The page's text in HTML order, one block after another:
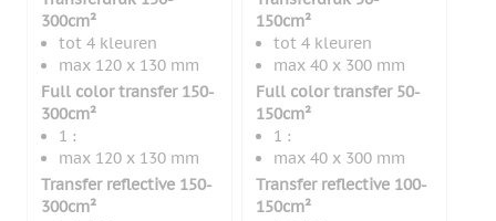
300cm²
tot 4 kleuren
max 120 x 130 mm
Full color transfer 150-
300cm²
1 :
max 120 x 130 mm
Transfer reflective 150-
300cm²
150cm²
tot 4 kleuren
max 40 x 300 mm
Full color transfer 50-
150cm²
1 :
max 40 x 300 mm
Transfer reflective 100-
150cm²